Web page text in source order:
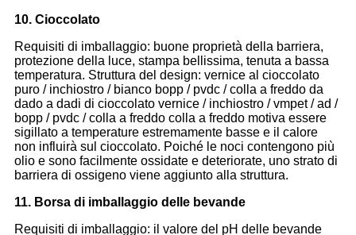
10. Cioccolato
Requisiti di imballaggio: buone proprietà della barriera,
protezione della luce, stampa bellissima, tenuta a bassa
temperatura. Struttura del design: vernice al cioccolato
puro / inchiostro / bianco bopp / pvdc / colla a freddo da
dado a dadi di cioccolato vernice / inchiostro / vmpet / ad /
bopp / pvdc / colla a freddo colla a freddo motiva essere
sigillato a temperature estremamente basse e il calore
non influirà sul cioccolato. Poiché le noci contengono più
olio e sono facilmente ossidate e deteriorate, uno strato di
barriera di ossigeno viene aggiunto alla struttura.
11. Borsa di imballaggio delle bevande
Requisiti di imballaggio: il valore del pH delle bevande